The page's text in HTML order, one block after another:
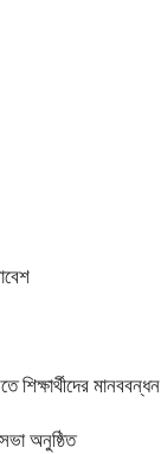
শিক্ষার্থীদের মানববন্ধন
অনুষ্ঠিত